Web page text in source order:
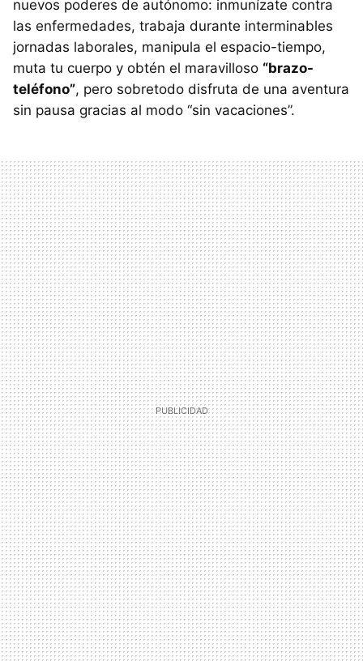
nuevos poderes de autónomo: inmunízate contra
las enfermedades, trabaja durante interminables
jornadas laborales, manipula el espacio-tiempo,
muta tu cuerpo y obtén el maravilloso “brazo-
teléfono”, pero sobretodo disfruta de una aventura
sin pausa gracias al modo “sin vacaciones”.